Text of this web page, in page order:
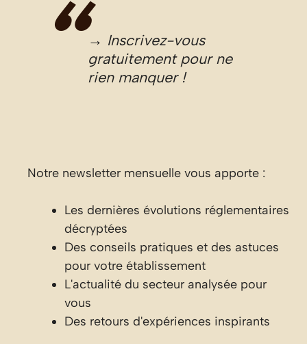
→ Inscrivez-vous
gratuitement pour ne
rien manquer !
Notre newsletter mensuelle vous apporte :
Les dernières évolutions réglementaires
décryptées
Des conseils pratiques et des astuces
pour votre établissement
L'actualité du secteur analysée pour
vous
Des retours d'expériences inspirants